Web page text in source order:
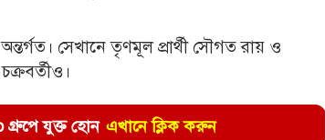
সেখানে তৃণমূল প্রার্থী সৌগত রায় ও
যুক্ত হোন এখানে ক্লিক করুন